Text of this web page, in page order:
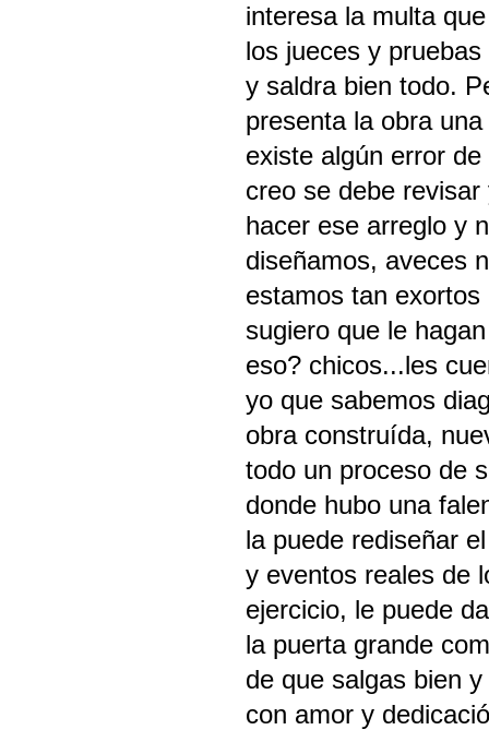
interesa la multa
los jueces y
y saldra bien todo.
presenta la obra
existe algún error
creo se debe
hacer ese arreglo y
diseñamos, aveces
estamos tan
sugiero que le
eso? chicos...les
yo que sabemos
obra construída,
todo un proceso de
donde hubo una
la puede rediseñar
y eventos reales de
ejercicio, le puede
la puerta grande
de que salgas bien
con amor y